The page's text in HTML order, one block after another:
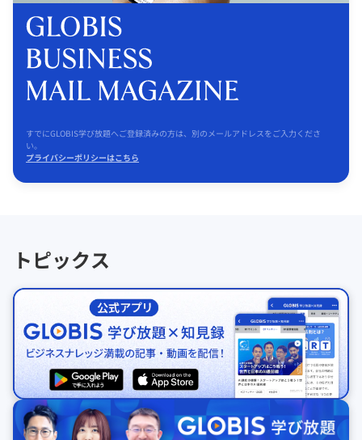
すでにGLOBIS学び放題へご登録済みの方は、別のメールアドレスをご入力くださ
い。
プライバシーポリシーはこちら
トピックス